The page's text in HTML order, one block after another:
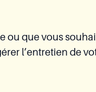
ou que vous
l’entretien de